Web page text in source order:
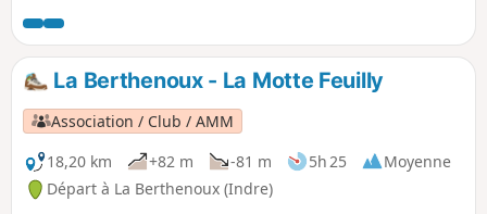
La Berthenoux - La Motte Feuilly
Association / Club / AMM
18,20 km
+82 m -81 m 5h 25
Moyenne
Départ à La Berthenoux (Indre)